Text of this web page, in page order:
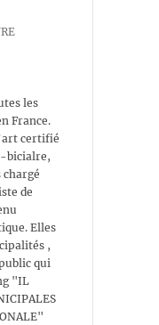
les
France.
certifié
bicialre,
de
Elles
,
qui
"IL